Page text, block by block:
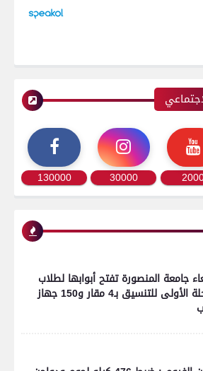
30000
130000
جامعة المنصورة تفتح أبوابها لطلاب
المرحلة الأولى للتنسيق بـ4 مقار و150 جهاز